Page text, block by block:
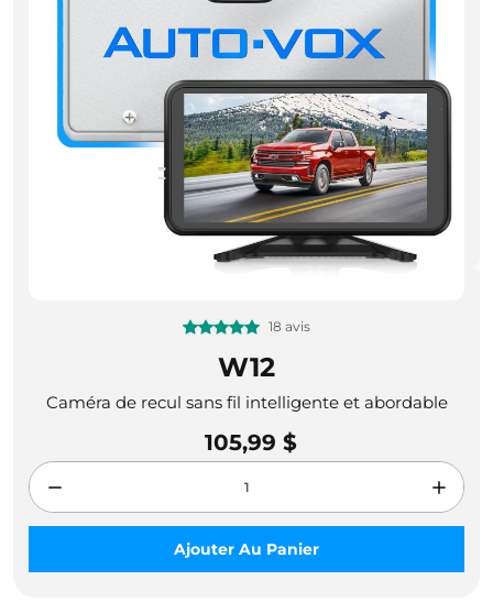
18 avis
W12
Caméra de recul sans fil intelligente et abordable
105,99 $
Ajouter Au Panier